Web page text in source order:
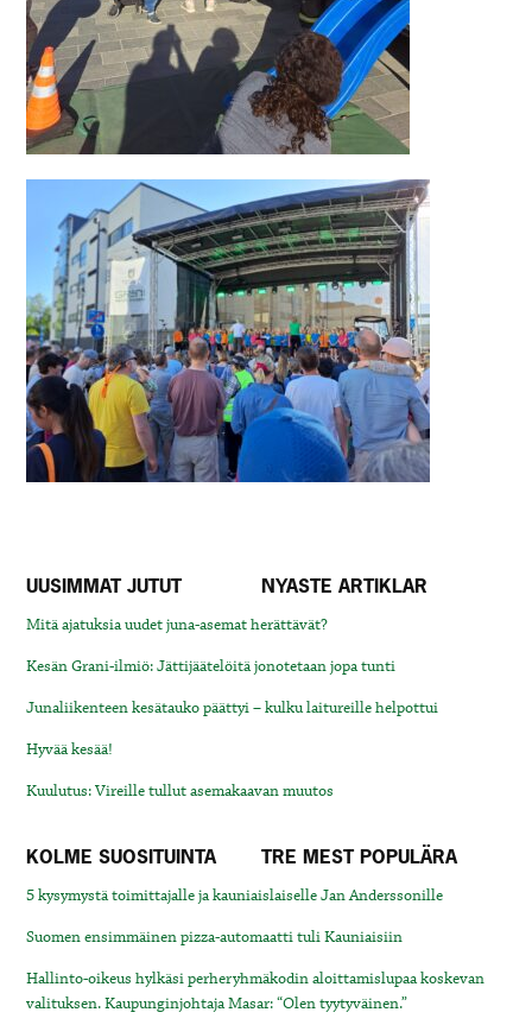
UUSIMMAT JUTUT NYASTE ARTIKLAR
Mitä ajatuksia uudet juna-asemat herättävät?
Kesän Grani-ilmiö: Jättijäätelöitä jonotetaan jopa tunti
Junaliikenteen kesätauko päättyi – kulku laitureille helpottui
Hyvää kesää!
Kuulutus: Vireille tullut asemakaavan muutos
KOLME SUOSITUINTA TRE MEST POPULÄRA
5 kysymystä toimittajalle ja kauniaislaiselle Jan Anderssonille
Suomen ensimmäinen pizza-automaatti tuli Kauniaisiin
Hallinto-oikeus hylkäsi perheryhmäkodin aloittamislupaa koskevan
valituksen. Kaupunginjohtaja Masar: “Olen tyytyväinen.”